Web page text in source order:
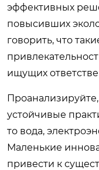
эффективных
повысивших
говорить, что
ищущих
устойчивые
то вода,
Маленькие
привести к